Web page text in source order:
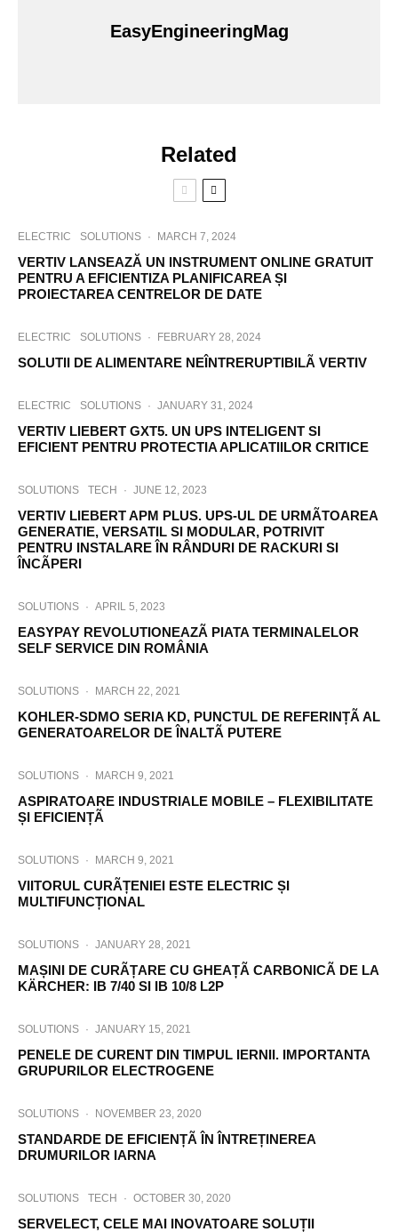
EasyEngineeringMag
Related
ELECTRIC SOLUTIONS · MARCH 7, 2024
VERTIV LANSEAZĂ UN INSTRUMENT ONLINE GRATUIT
PENTRU A EFICIENTIZA PLANIFICAREA ȘI
PROIECTAREA CENTRELOR DE DATE
ELECTRIC SOLUTIONS · FEBRUARY 28, 2024
SOLUTII DE ALIMENTARE NEÎNTRERUPTIBILÃ VERTIV
ELECTRIC SOLUTIONS · JANUARY 31, 2024
VERTIV LIEBERT GXT5. UN UPS INTELIGENT SI
EFICIENT PENTRU PROTECTIA APLICATIILOR CRITICE
SOLUTIONS TECH · JUNE 12, 2023
VERTIV LIEBERT APM PLUS. UPS-UL DE URMÃTOAREA
GENERATIE, VERSATIL SI MODULAR, POTRIVIT
PENTRU INSTALARE ÎN RÂNDURI DE RACKURI SI
ÎNCÃPERI
SOLUTIONS · APRIL 5, 2023
EASYPAY REVOLUTIONEAZÃ PIATA TERMINALELOR
SELF SERVICE DIN ROMÂNIA
SOLUTIONS · MARCH 22, 2021
KOHLER-SDMO SERIA KD, PUNCTUL DE REFERINȚÃ AL
GENERATOARELOR DE ÎNALTÃ PUTERE
SOLUTIONS · MARCH 9, 2021
ASPIRATOARE INDUSTRIALE MOBILE – FLEXIBILITATE
ȘI EFICIENȚÃ
SOLUTIONS · MARCH 9, 2021
VIITORUL CURÃȚENIEI ESTE ELECTRIC ȘI
MULTIFUNCȚIONAL
SOLUTIONS · JANUARY 28, 2021
MAȘINI DE CURÃȚARE CU GHEAȚÃ CARBONICÃ DE LA
KÄRCHER: IB 7/40 SI IB 10/8 L2P
SOLUTIONS · JANUARY 15, 2021
PENELE DE CURENT DIN TIMPUL IERNII. IMPORTANTA
GRUPURILOR ELECTROGENE
SOLUTIONS · NOVEMBER 23, 2020
STANDARDE DE EFICIENȚÃ ÎN ÎNTREȚINEREA
DRUMURILOR IARNA
SOLUTIONS TECH · OCTOBER 30, 2020
SERVELECT, CELE MAI INOVATOARE SOLUȚII